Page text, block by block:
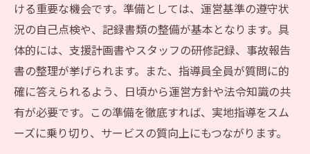
ける重要な機会です。準備としては、運営基準の遵守状
況の自己点検や、記録書類の整備が基本となります。具
体的には、支援計画書やスタッフの研修記録、事故報告
書の整理が挙げられます。また、指導員全員が質問に的
確に答えられるよう、日頃から運営方針や法令知識の共
有が必要です。この準備を徹底すれば、実地指導をスム
ーズに乗り切り、サービスの質向上にもつながります。